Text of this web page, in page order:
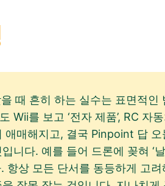
때 흔히 하는 실수는 표면적
Wii를 보고 ‘전자 제품’, RC 자
애매해지고, 결국 Pinpoint 답
니다. 예를 들어 드론에 꽂혀 ‘
항상 모든 단서를 동등하게 고